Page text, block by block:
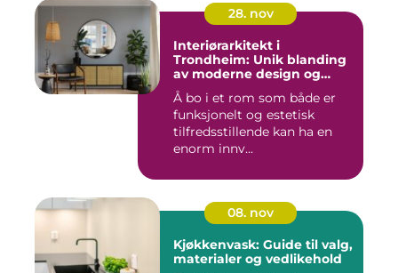
28. nov
Interiørarkitekt i
Trondheim: Unik blanding
av moderne design og
tradisjonelle elementer
Å bo i et rom som både er
funksjonelt og estetisk
tilfredsstillende kan ha en
enorm innv...
08. nov
Kjøkkenvask: Guide til valg,
materialer og vedlikehold